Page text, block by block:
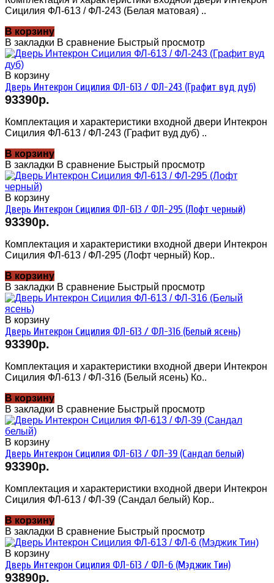
Сицилия ФЛ-613 / ФЛ-243 (Белая матовая) ..
В корзину
В закладки В сравнение Быстрый просмотр
В корзину
Дверь Интекрон Сицилия ФЛ-613 / ФЛ-243 (Графит вуд дуб)
93390р.
Комплектация и характеристики входной двери Интекрон
Сицилия ФЛ-613 / ФЛ-243 (Графит вуд дуб) ..
В корзину
В закладки В сравнение Быстрый просмотр
В корзину
Дверь Интекрон Сицилия ФЛ-613 / ФЛ-295 (Лофт черный)
93390р.
Комплектация и характеристики входной двери Интекрон
Сицилия ФЛ-613 / ФЛ-295 (Лофт черный) Кор..
В корзину
В закладки В сравнение Быстрый просмотр
В корзину
Дверь Интекрон Сицилия ФЛ-613 / ФЛ-316 (Белый ясень)
93390р.
Комплектация и характеристики входной двери Интекрон
Сицилия ФЛ-613 / ФЛ-316 (Белый ясень) Ко..
В корзину
В закладки В сравнение Быстрый просмотр
В корзину
Дверь Интекрон Сицилия ФЛ-613 / ФЛ-39 (Сандал белый)
93390р.
Комплектация и характеристики входной двери Интекрон
Сицилия ФЛ-613 / ФЛ-39 (Сандал белый) Кор..
В корзину
В закладки В сравнение Быстрый просмотр
В корзину
Дверь Интекрон Сицилия ФЛ-613 / ФЛ-6 (Мэджик Тин)
93890р.